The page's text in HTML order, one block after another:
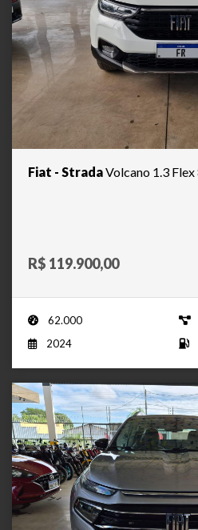
Fiat - Strada
R$ 119.900,00
62.000
2024